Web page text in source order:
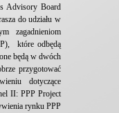
Advisory Board
do udziału w
zagadnieniom
które odbędą
będą w dwóch
przygotować
dotyczące
II: PPP Project
rynku PPP